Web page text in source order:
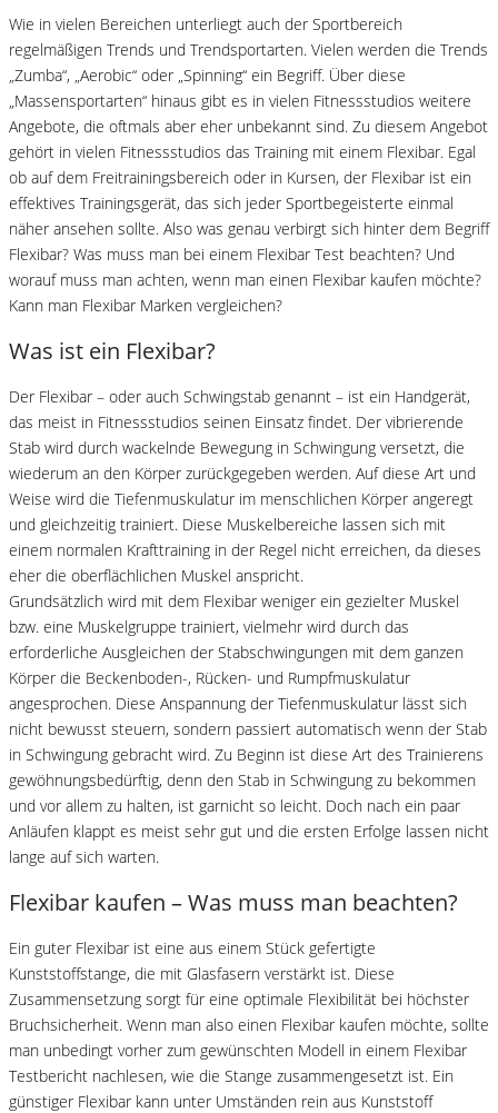
Wie in vielen Bereichen unterliegt auch der Sportbereich
regelmäßigen Trends und Trendsportarten. Vielen werden die Trends
„Zumba“, „Aerobic“ oder „Spinning“ ein Begriff. Über diese
„Massensportarten“ hinaus gibt es in vielen Fitnessstudios weitere
Angebote, die oftmals aber eher unbekannt sind. Zu diesem Angebot
gehört in vielen Fitnessstudios das Training mit einem Flexibar. Egal
ob auf dem Freitrainingsbereich oder in Kursen, der Flexibar ist ein
effektives Trainingsgerät, das sich jeder Sportbegeisterte einmal
näher ansehen sollte. Also was genau verbirgt sich hinter dem Begriff
Flexibar? Was muss man bei einem Flexibar Test beachten? Und
worauf muss man achten, wenn man einen Flexibar kaufen möchte?
Kann man Flexibar Marken vergleichen?
Was ist ein Flexibar?
Der Flexibar – oder auch Schwingstab genannt – ist ein Handgerät,
das meist in Fitnessstudios seinen Einsatz findet. Der vibrierende
Stab wird durch wackelnde Bewegung in Schwingung versetzt, die
wiederum an den Körper zurückgegeben werden. Auf diese Art und
Weise wird die Tiefenmuskulatur im menschlichen Körper angeregt
und gleichzeitig trainiert. Diese Muskelbereiche lassen sich mit
einem normalen Krafttraining in der Regel nicht erreichen, da dieses
eher die oberflächlichen Muskel anspricht.
Grundsätzlich wird mit dem Flexibar weniger ein gezielter Muskel
bzw. eine Muskelgruppe trainiert, vielmehr wird durch das
erforderliche Ausgleichen der Stabschwingungen mit dem ganzen
Körper die Beckenboden-, Rücken- und Rumpfmuskulatur
angesprochen. Diese Anspannung der Tiefenmuskulatur lässt sich
nicht bewusst steuern, sondern passiert automatisch wenn der Stab
in Schwingung gebracht wird. Zu Beginn ist diese Art des Trainierens
gewöhnungsbedürftig, denn den Stab in Schwingung zu bekommen
und vor allem zu halten, ist garnicht so leicht. Doch nach ein paar
Anläufen klappt es meist sehr gut und die ersten Erfolge lassen nicht
lange auf sich warten.
Flexibar kaufen – Was muss man beachten?
Ein guter Flexibar ist eine aus einem Stück gefertigte
Kunststoffstange, die mit Glasfasern verstärkt ist. Diese
Zusammensetzung sorgt für eine optimale Flexibilität bei höchster
Bruchsicherheit. Wenn man also einen Flexibar kaufen möchte, sollte
man unbedingt vorher zum gewünschten Modell in einem Flexibar
Testbericht nachlesen, wie die Stange zusammengesetzt ist. Ein
günstiger Flexibar kann unter Umständen rein aus Kunststoff